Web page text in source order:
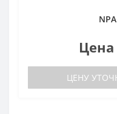
Цена
ЦЕНУ